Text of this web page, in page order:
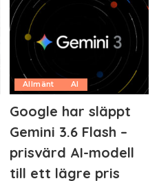
Allmänt AI
Google har släppt
Gemini 3.6 Flash –
prisvärd AI-modell
till ett lägre pris